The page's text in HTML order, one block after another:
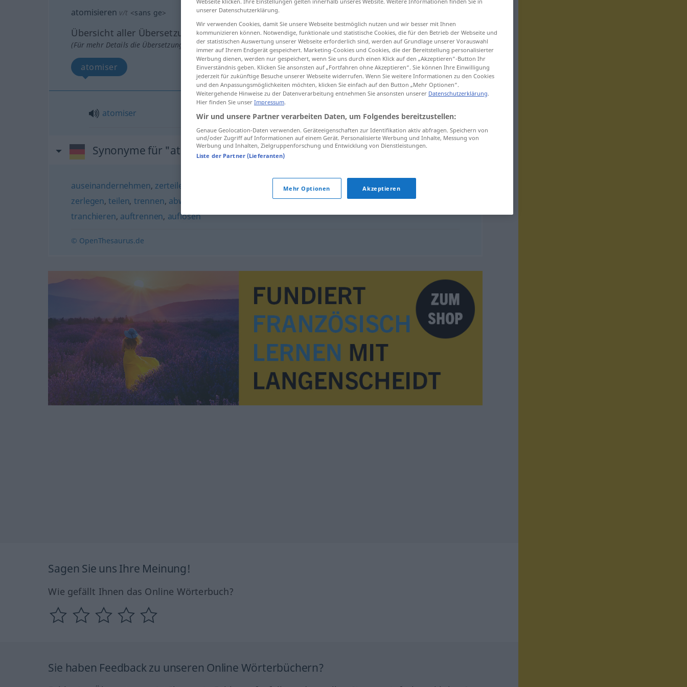
atomisieren v/t <sans ge>
Übersicht aller Übersetzungen
(Für mehr Details die Übersetzung anklicken/antippen)
atomiser
atomiser atomisieren
Synonyme für "atomisieren"
auseinandernehmen, zerteilen ,zergliedern zersetzen,pulverisieren
zerlegen,teilen, trennen, abwracken spalten,aufspalten,aufteilen,demontieren
tranchieren, auftrennen, auflösen
© OpenThesaurus.de
Sagen Sie uns Ihre Meinung!
Wie gefällt Ihnen das Online Wörterbuch?
Sie haben Feedback zu unseren Online Wörterbüchern?
unserer Datenschutzerklärung.
Wir verwenden Cookies, damit Sie unsere Webseite bestmöglich nutzen und wir besser mit Ihnen
kommunizieren können. Notwendige, funktionale und statistische Cookies, die für den Betrieb der Webseite und
der statistischen Auswertung unserer Webseite erforderlich sind, werden auf Grundlage unserer Vorauswahl
immer auf Ihrem Endgerät gespeichert. Marketing-Cookies und Cookies, die der Bereitstellung personalisierter
Werbung dienen, werden nur gespeichert, wenn Sie uns durch einen Klick auf den „Akzeptieren“-Button Ihr
Einverständnis geben. Klicken Sie ansonsten auf „Fortfahren ohne Akzeptieren“. Sie können Ihre Einwilligung
jederzeit für zukünftige Besuche unserer Webseite widerrufen. Wenn Sie weitere Informationen zu den Cookies
und den Anpassungsmöglichkeiten möchten, klicken Sie einfach auf den Button „Mehr Optionen“.
Weitergehende Hinweise zu der Datenverarbeitung entnehmen Sie ansonsten unserer Datenschutzerklärung.
Hier finden Sie unser Impressum.
Wir und unsere Partner verarbeiten Daten, um Folgendes bereitzustellen:
Genaue Geolocation-Daten verwenden. Geräteeigenschaften zur Identifikation aktiv abfragen. Speichern von
und/oder Zugriff auf Informationen auf einem Gerät. Personalisierte Werbung und Inhalte, Messung von
Werbung und Inhalten, Zielgruppenforschung und Entwicklung von Dienstleistungen.
Liste der Partner (Lieferanten)
Mehr Optionen Akzeptieren